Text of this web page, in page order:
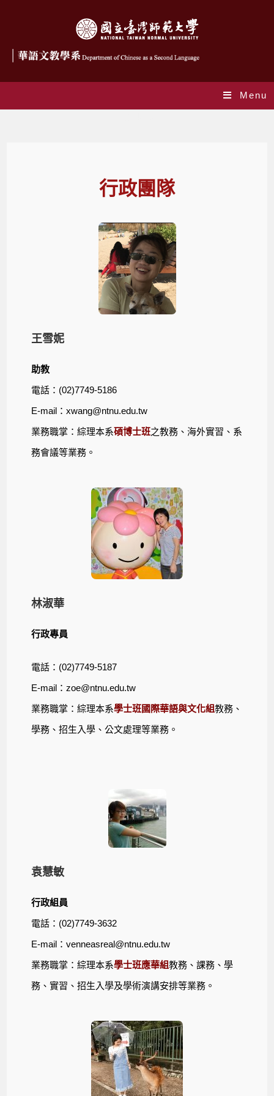
Menu
行政團隊
王雪妮
助教
電話：(02)7749-5186
E-mail：xwang@ntnu.edu.tw
業務職掌：綜理本系碩博士班之教務、海外實習、系
務會議等業務。
林淑華
行政專員
電話：(02)7749-5187
E-mail：zoe@ntnu.edu.tw
業務職掌：綜理本系學士班國際華語與文化組教務、
學務、招生入學、公文處理等業務。
袁慧敏
行政組員
電話：(02)7749-3632
E-mail：venneasreal@ntnu.edu.tw
業務職掌：綜理本系學士班應華組教務、課務、學
務、實習、招生入學及學術演講安排等業務。